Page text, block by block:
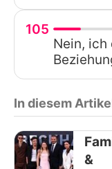
105
Nein, ich
In diesem
&